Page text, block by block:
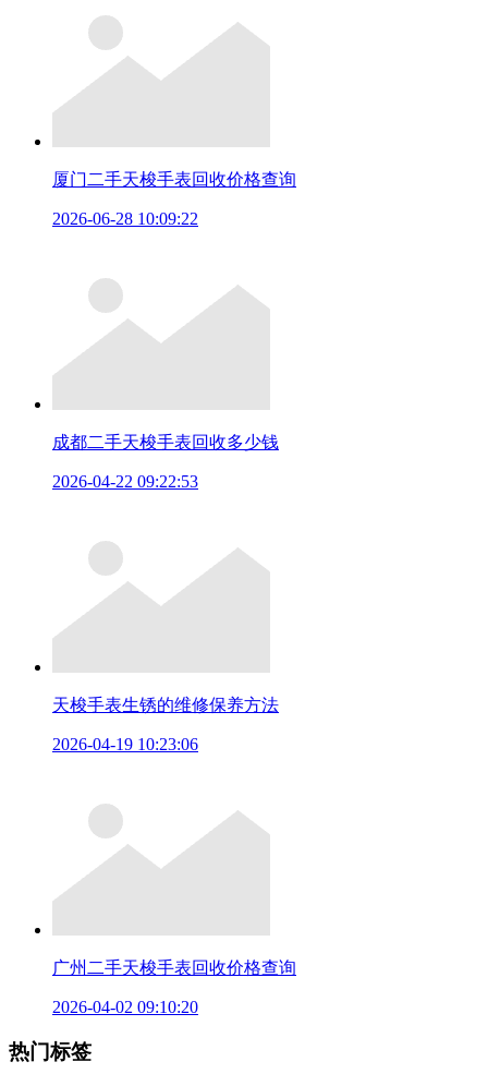
厦门二手天梭手表回收价格查询
2026-06-28 10:09:22
成都二手天梭手表回收多少钱
2026-04-22 09:22:53
天梭手表生锈的维修保养方法
2026-04-19 10:23:06
广州二手天梭手表回收价格查询
2026-04-02 09:10:20
热门标签